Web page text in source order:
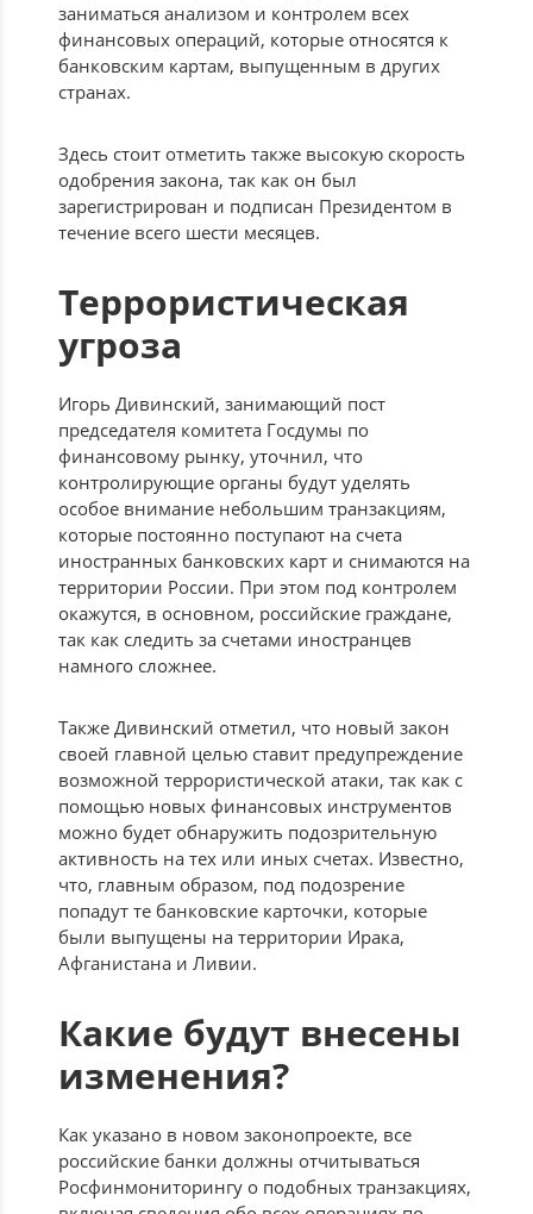
заниматься анализом и контролем всех
финансовых операций, которые относятся к
банковским картам, выпущенным в других
странах.
Здесь стоит отметить также высокую скорость
одобрения закона, так как он был
зарегистрирован и подписан Президентом в
течение всего шести месяцев.
Террористическая
угроза
Игорь Дивинский, занимающий пост
председателя комитета Госдумы по
финансовому рынку, уточнил, что
контролирующие органы будут уделять
особое внимание небольшим транзакциям,
которые постоянно поступают на счета
иностранных банковских карт и снимаются на
территории России. При этом под контролем
окажутся, в основном, российские граждане,
так как следить за счетами иностранцев
намного сложнее.
Также Дивинский отметил, что новый закон
своей главной целью ставит предупреждение
возможной террористической атаки, так как с
помощью новых финансовых инструментов
можно будет обнаружить подозрительную
активность на тех или иных счетах. Известно,
что, главным образом, под подозрение
попадут те банковские карточки, которые
были выпущены на территории Ирака,
Афганистана и Ливии.
Какие будут внесены
изменения?
Как указано в новом законопроекте, все
российские банки должны отчитываться
Росфинмониторингу о подобных транзакциях,